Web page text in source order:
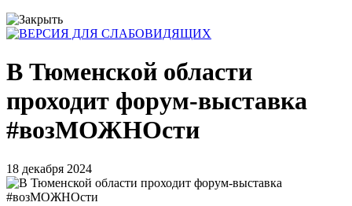
В Тюменской области
проходит форум-выставка
#возМОЖНОсти
18 декабря 2024